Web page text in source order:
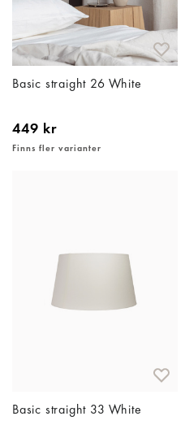
Basic straight 26 White
449 kr
Finns fler varianter
Basic straight 33 White